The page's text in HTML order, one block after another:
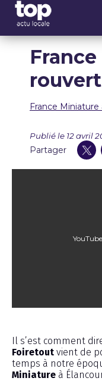
France
Publié le 12 avril
Partager
Il s’est comment
Foiretout vient de
temps à notre
Miniature à
Panneau de gestion